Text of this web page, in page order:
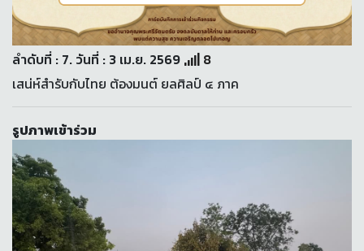
ลำดับที่ : 7. วันที่ : 3 เม.ย. 2569
8
เสน่ห์สำรับกับไทย ต้องมนต์ ยลศิลป์ ๔ ภาค
รูปภาพเข้าร่วม